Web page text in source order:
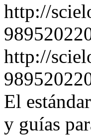
http://
http://
El
y guías